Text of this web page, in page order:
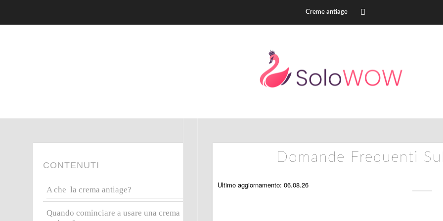
Creme antiage
CONTENUTI
A che la crema antiage?
Quando cominciare a usare una crema
Domande Frequenti
Ultimo aggiornamento: 06.08.26